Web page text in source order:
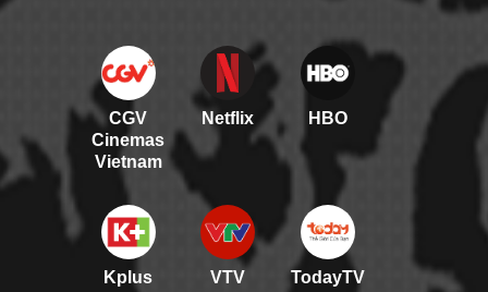
CGV
Cinemas
Vietnam
Netflix HBO
Kplus VTV TodayTV